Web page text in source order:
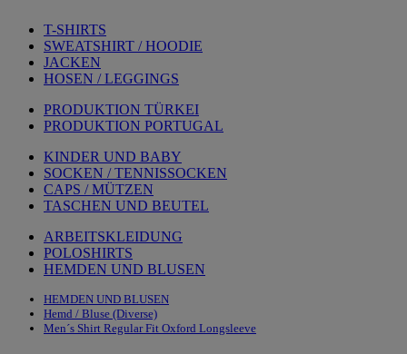
T-SHIRTS
SWEATSHIRT / HOODIE
JACKEN
HOSEN / LEGGINGS
PRODUKTION TÜRKEI
PRODUKTION PORTUGAL
KINDER UND BABY
SOCKEN / TENNISSOCKEN
CAPS / MÜTZEN
TASCHEN UND BEUTEL
ARBEITSKLEIDUNG
POLOSHIRTS
HEMDEN UND BLUSEN
HEMDEN UND BLUSEN
Hemd / Bluse (Diverse)
Men´s Shirt Regular Fit Oxford Longsleeve